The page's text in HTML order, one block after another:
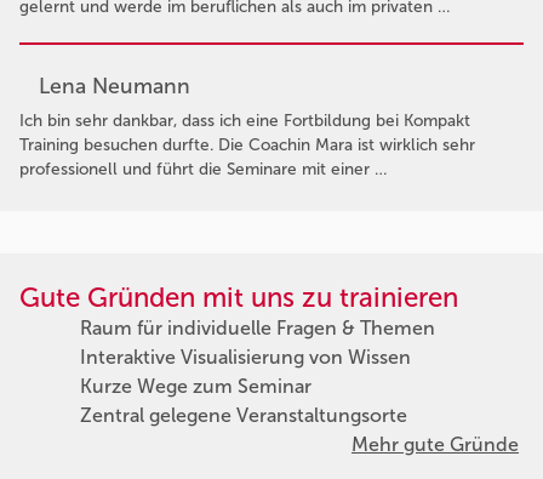
gelernt und werde im beruflichen als auch im privaten …
Lena Neumann
Ich bin sehr dankbar, dass ich eine Fortbildung bei Kompakt
Training besuchen durfte. Die Coachin Mara ist wirklich sehr
professionell und führt die Seminare mit einer …
Gute Gründen mit uns zu trainieren
Raum für individuelle Fragen & Themen
Interaktive Visualisierung von Wissen
Kurze Wege zum Seminar
Zentral gelegene Veranstaltungsorte
Mehr gute Gründe